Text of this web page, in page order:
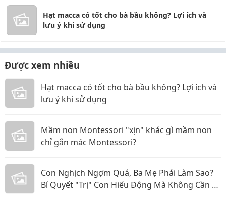
Hạt macca có tốt cho bà bầu không? Lợi ích và
lưu ý khi sử dụng
Được xem nhiều
Hạt macca có tốt cho bà bầu không? Lợi ích và
lưu ý khi sử dụng
Mầm non Montessori "xịn" khác gì mầm non
chỉ gắn mác Montessori?
Con Nghịch Ngợm Quá, Ba Mẹ Phải Làm Sao?
Bí Quyết "Trị" Con Hiếu Động Mà Không Cần La